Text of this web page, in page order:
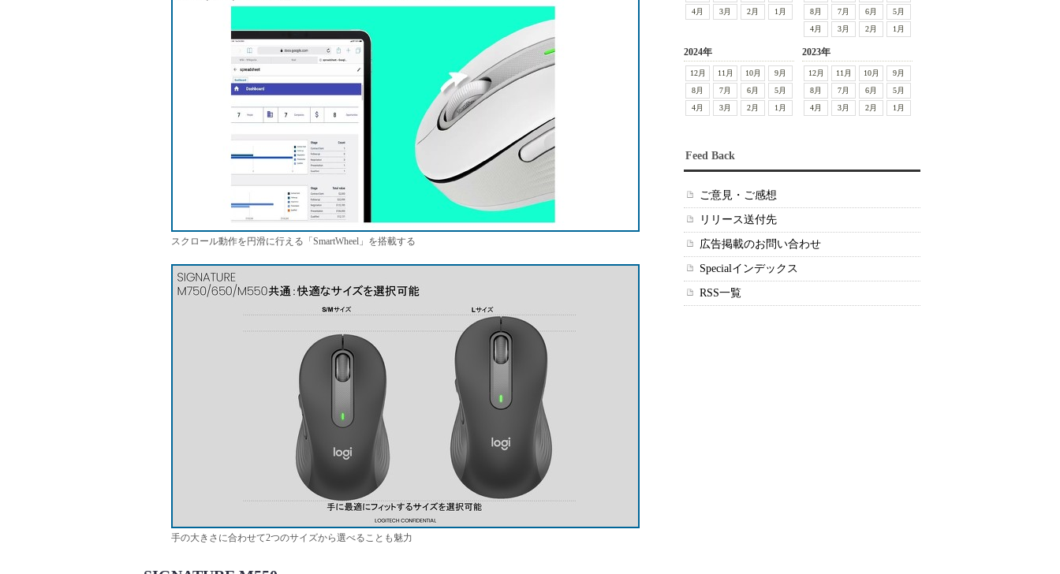
スクロール動作を円滑に行える「SmartWheel」を搭載する
手の大きさに合わせて2つのサイズから選べることも魅力
4月
3月 2月 1月
8月
7月 6月
5月
4月
3月 2月 1月
2024年
12月 11月 10月
9月
8月
7月 6月
5月
4月
3月 2月 1月
2023年
12月 11月 10月
9月
8月
7月 6月
5月
4月
3月 2月 1月
Feed Back
ご意見・ご感想
リリース送付先
広告掲載のお問い合わせ
Specialインデックス
RSS一覧